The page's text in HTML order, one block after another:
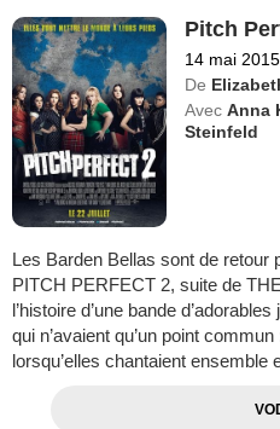
Pitch
14 mai 2015
De
Avec Anna
Steinfeld
Les Barden Bellas sont de retour
PITCH PERFECT 2, suite de
l’histoire d’une bande
qui n’avaient qu’un point
lorsqu’elles chantaient ensemble